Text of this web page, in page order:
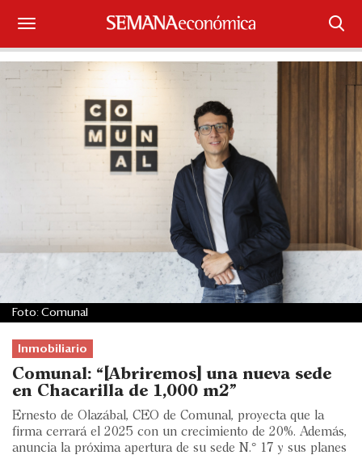
Suscríbase
Iniciar sesión
Portada
¿Qué está pasando?
Sectores y Empresas
Management
Economía y Finanzas
Legal y Política
Eventos
Blogs
Ranking CEO
Inmobiliario
Comunal: “[Abriremos] una nueva sede
en Chacarilla de 1,000 m2”
Ernesto de Olazábal, CEO de Comunal, proyecta que la
firma cerrará el 2025 con un crecimiento de 20%. Además,
anuncia la próxima apertura de su sede N.° 17 y sus planes
Foto: Comunal